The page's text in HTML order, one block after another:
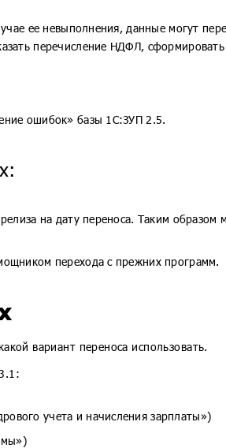
ее невыполнения, данные могут
перечисление НДФЛ,
ошибок» базы 1С:ЗУП 2.5.
на дату переноса. Таким
перехода с прежних программ.
вариант переноса использовать.
учета и начисления зарплаты»)